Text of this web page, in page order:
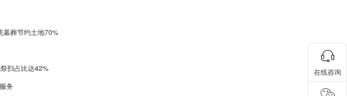
墓葬节约土地70%
扫占比达42%
务
在线咨询